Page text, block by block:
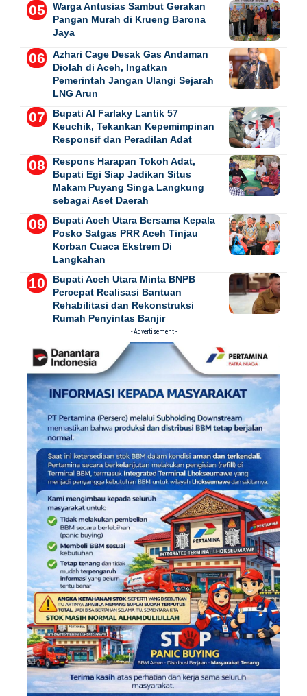
Warga Antusias Sambut Gerakan
Pangan Murah di Krueng Barona
Jaya
Azhari Cage Desak Gas Andaman
Diolah di Aceh, Ingatkan
Pemerintah Jangan Ulangi Sejarah
LNG Arun
Bupati Al Farlaky Lantik 57
Keuchik, Tekankan Kepemimpinan
Responsif dan Peradilan Adat
Respons Harapan Tokoh Adat,
Bupati Egi Siap Jadikan Situs
Makam Puyang Singa Langkung
sebagai Aset Daerah
Bupati Aceh Utara Bersama Kepala
Posko Satgas PRR Aceh Tinjau
Korban Cuaca Ekstrem Di
Langkahan
Bupati Aceh Utara Minta BNPB
Percepat Realisasi Bantuan
Rehabilitasi dan Rekonstruksi
Rumah Penyintas Banjir
- Advertisement -